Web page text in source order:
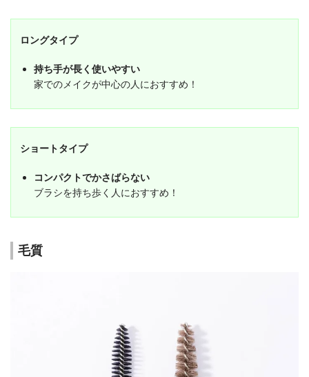
ロングタイプ
持ち手が長く使いやすい
家でのメイクが中心の人におすすめ！
ショートタイプ
コンパクトでかさばらない
ブラシを持ち歩く人におすすめ！
毛質